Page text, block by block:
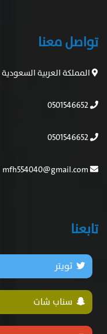
تواصل معنا
المملكة العربية السعودية
تابعنا
تويتر
سناب شات